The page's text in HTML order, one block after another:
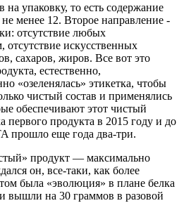
упаковку, то есть содержание
менее 12. Второе направление -
отсутствие любых
отсутствие искусственных
сахаров, жиров. Все вот это
естественно,
«озеленялась» этикетка, чтобы
чистый состав и применялись
обеспечивают этот чистый
первого продукта в 2015 году и до
прошло еще года два-три.
продукт — максимально
он, все-таки, как более
была «эволюция» в плане белка
вышли на 30 граммов в разовой